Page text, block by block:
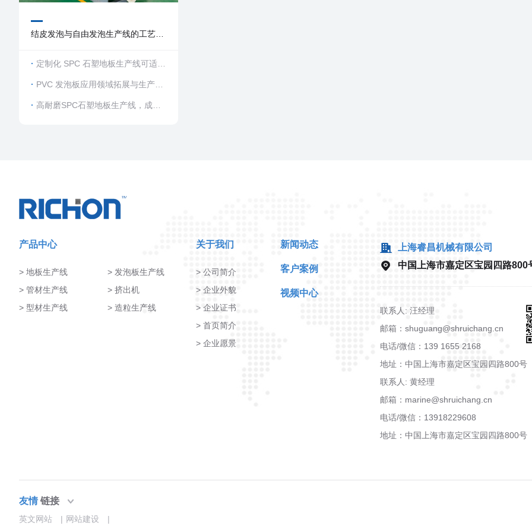
结皮发泡与自由发泡生产线的工艺差
定制化 SPC 石塑地板生产线可适配
哪些规格产品
PVC 发泡板应用领域拓展与生产线
升级方向
高耐磨SPC石塑地板生产线，成品
产品中心
地板生产线
发泡板生产线
管材生产线
挤出机
型材生产线
造粒生产线
关于我们
公司简介
企业外貌
企业证书
首页简介
企业愿景
新闻动态
客户案例
视频中心
上海睿昌机械有限公司
中国上海市嘉定区宝园四路800
联系人: 汪经理
邮箱：shuguang@shruichang.cn
电话/微信：139 1655 2168
地址：中国上海市嘉定区宝园四路800号
联系人: 黄经理
邮箱：marine@shruichang.cn
电话/微信：13918229608
地址：中国上海市嘉定区宝园四路800号
友情链接
英文网站 | 网站建设 |